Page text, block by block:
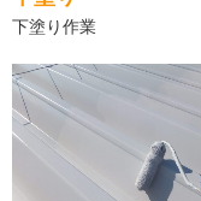
下塗り作業